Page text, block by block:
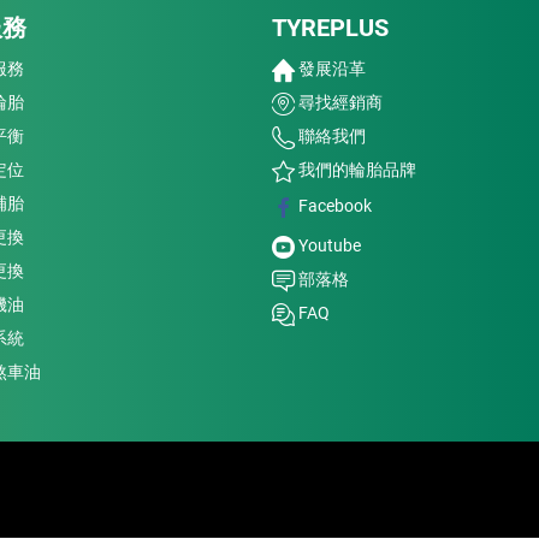
務
胎
衡
位
胎
換
換
油
統
車油
TYREPLUS
發展沿革
尋找經銷商
聯絡我們
我們的輪胎品牌
Facebook
Youtube
部落格
FAQ